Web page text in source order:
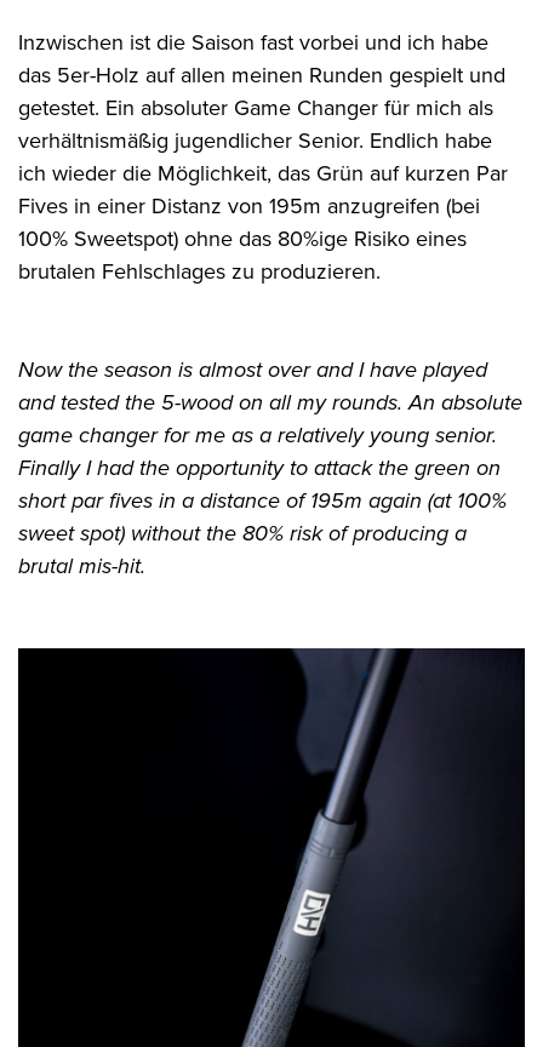
Inzwischen ist die Saison fast vorbei und ich habe
das 5er-Holz auf allen meinen Runden gespielt und
getestet. Ein absoluter Game Changer für mich als
verhältnismäßig jugendlicher Senior. Endlich habe
ich wieder die Möglichkeit, das Grün auf kurzen Par
Fives in einer Distanz von 195m anzugreifen (bei
100% Sweetspot) ohne das 80%ige Risiko eines
brutalen Fehlschlages zu produzieren.
Now the season is almost over and I have played
and tested the 5-wood on all my rounds. An absolute
game changer for me as a relatively young senior.
Finally I had the opportunity to attack the green on
short par fives in a distance of 195m again (at 100%
sweet spot) without the 80% risk of producing a
brutal mis-hit.